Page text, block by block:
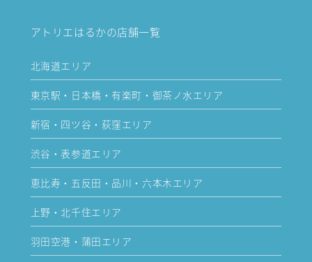
アトリエはるかの店舗一覧
北海道エリア
東京駅・日本橋・有楽町・御茶ノ水エリア
新宿・四ツ谷・荻窪エリア
渋谷・表参道エリア
恵比寿・五反田・品川・六本木エリア
上野・北千住エリア
羽田空港・蒲田エリア